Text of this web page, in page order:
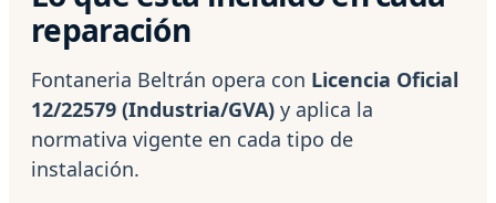
reparación
Fontaneria Beltrán opera con Licencia Oficial
12/22579 (Industria/GVA) y aplica la
normativa vigente en cada tipo de
instalación.